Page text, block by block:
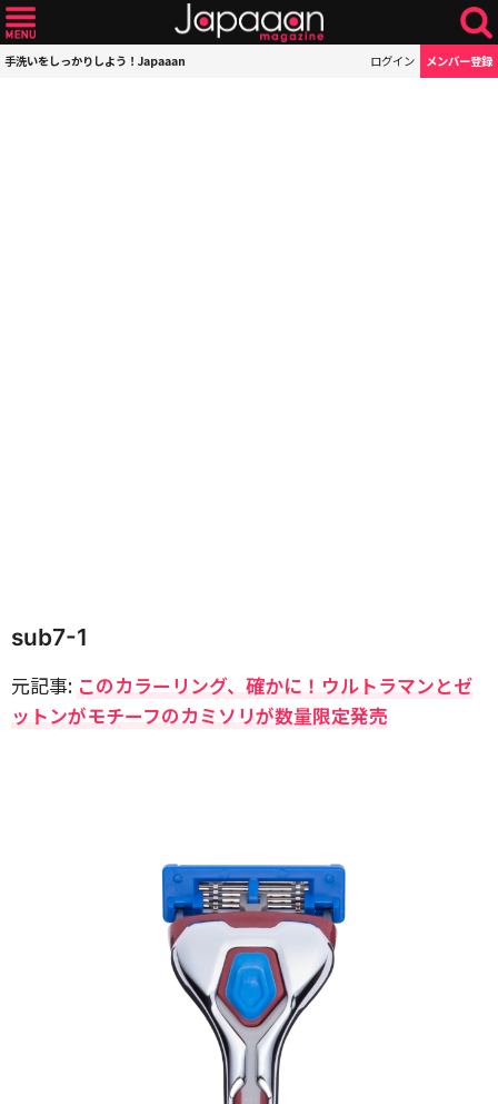
手洗いをしっかりしよう！Japaaan ログイン メンバー登録
sub7-1
元記事: このカラーリング、確かに！ウルトラマンとゼ
ットンがモチーフのカミソリが数量限定発売